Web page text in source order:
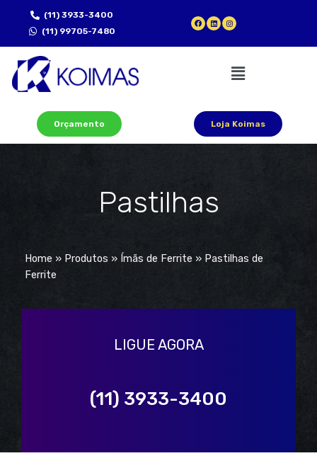
(11) 3933-3400
(11) 99705-7480
Orçamento Loja Koimas
Pastilhas
Home » Produtos » Ímãs de Ferrite » Pastilhas de
Ferrite
LIGUE AGORA
(11) 3933-3400